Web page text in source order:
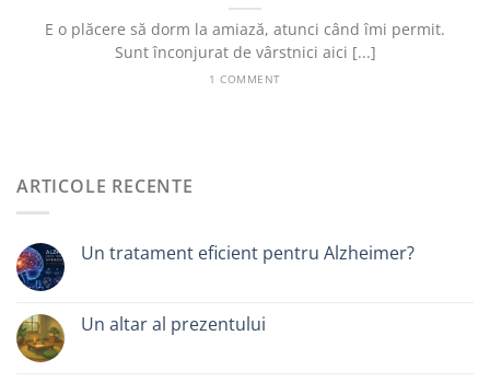
E o plăcere să dorm la amiază, atunci când îmi permit.
Sunt înconjurat de vârstnici aici [...]
1 COMMENT
ARTICOLE RECENTE
Un tratament eficient pentru Alzheimer?
Un altar al prezentului